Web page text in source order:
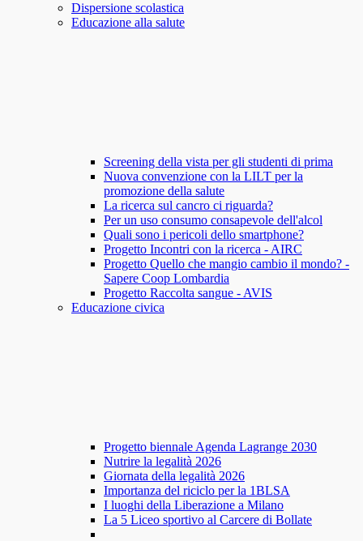
Dispersione scolastica
Educazione alla salute
Screening della vista per gli studenti di prima
Nuova convenzione con la LILT per la
promozione della salute
La ricerca sul cancro ci riguarda?
Per un uso consumo consapevole dell'alcol
Quali sono i pericoli dello smartphone?
Progetto Incontri con la ricerca - AIRC
Progetto Quello che mangio cambio il mondo? -
Sapere Coop Lombardia
Progetto Raccolta sangue - AVIS
Educazione civica
Progetto biennale Agenda Lagrange 2030
Nutrire la legalità 2026
Giornata della legalità 2026
Importanza del riciclo per la 1BLSA
I luoghi della Liberazione a Milano
La 5 Liceo sportivo al Carcere di Bollate